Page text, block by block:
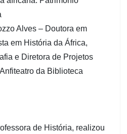
Alves – Doutora em
em História da África,
e Diretora de Projetos
Anfiteatro da Biblioteca
de História, realizou